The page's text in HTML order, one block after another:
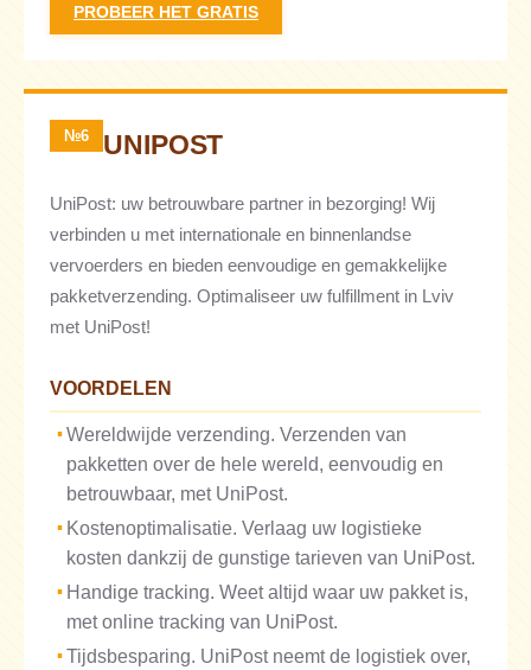
PROBEER HET GRATIS
№6 UNIPOST
UniPost: uw betrouwbare partner in bezorging! Wij
verbinden u met internationale en binnenlandse
vervoerders en bieden eenvoudige en gemakkelijke
pakketverzending. Optimaliseer uw fulfillment in Lviv
met UniPost!
VOORDELEN
Wereldwijde verzending. Verzenden van
pakketten over de hele wereld, eenvoudig en
betrouwbaar, met UniPost.
Kostenoptimalisatie. Verlaag uw logistieke
kosten dankzij de gunstige tarieven van UniPost.
Handige tracking. Weet altijd waar uw pakket is,
met online tracking van UniPost.
Tijdsbesparing. UniPost neemt de logistiek over,